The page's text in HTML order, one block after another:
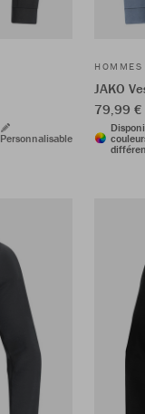
Personnalisable
HOMMES
JAKO
79,99 €